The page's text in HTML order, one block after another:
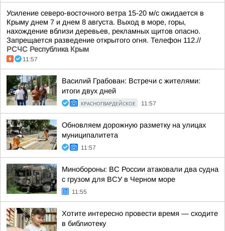
Усиление северо-восточного ветра 15-20 м/с ожидается в
Крыму днем 7 и днем 8 августа. Выход в море, горы,
нахождение вблизи деревьев, рекламных щитов опасно.
Запрещается разведение открытого огня. Телефон 112.//
РСЧС Республика Крым
11:57
Василий Грабован: Встречи с жителями:
итоги двух дней
КРАСНОГВАРДЕЙСКОЕ 11:57
Обновляем дорожную разметку на улицах
муниципалитета
11:57
Минобороны: ВС России атаковали два судна
с грузом для ВСУ в Черном море
11:55
Хотите интересно провести время — сходите
в библиотеку